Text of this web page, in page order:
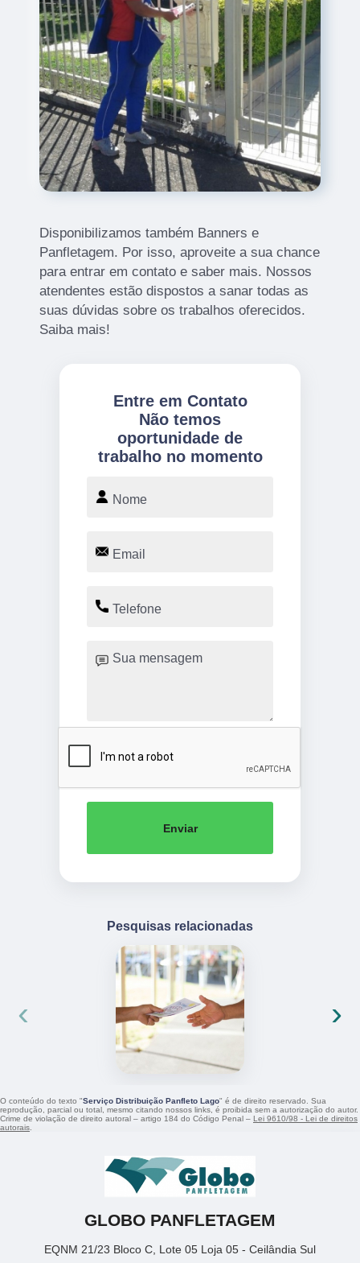
Disponibilizamos também Banners e
Panfletagem. Por isso, aproveite a sua chance
para entrar em contato e saber mais. Nossos
atendentes estão dispostos a sanar todas as
suas dúvidas sobre os trabalhos oferecidos.
Saiba mais!
Entre em Contato
Não temos
oportunidade de
trabalho no momento
Enviar
Pesquisas relacionadas
‹ ›
O conteúdo do texto "Serviço Distribuição Panfleto Lago" é de direito reservado. Sua
reprodução, parcial ou total, mesmo citando nossos links, é proibida sem a autorização do autor.
Crime de violação de direito autoral – artigo 184 do Código Penal – Lei 9610/98 - Lei de direitos
autorais
GLOBO PANFLETAGEM
EQNM 21/23 Bloco C, Lote 05 Loja 05 - Ceilândia Sul